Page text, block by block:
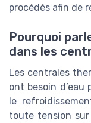
procédés afin de
Pourquoi
dans les
Les centrales
ont besoin
le
toute tension